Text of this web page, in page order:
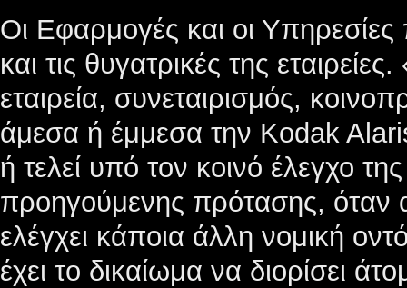
Οι Εφαρμογές και οι
και τις θυγατρικές της
εταιρεία, συνεταιρισμός,
άμεσα ή έμμεσα την Kodak
ή τελεί υπό τον κοινό έλεγχο
προηγούμενης πρότασης, όταν
ελέγχει κάποια άλλη νομική
έχει το δικαίωμα να διορίσει